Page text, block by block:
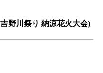
野川祭り 納涼花火大会)